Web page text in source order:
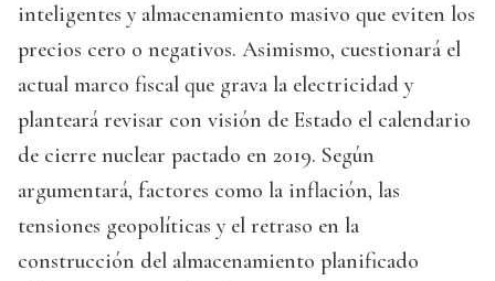
inteligentes y almacenamiento masivo que eviten los
precios cero o negativos. Asimismo, cuestionará el
actual marco fiscal que grava la electricidad y
planteará revisar con visión de Estado el calendario
de cierre nuclear pactado en 2019. Según
argumentará, factores como la inflación, las
tensiones geopolíticas y el retraso en la
construcción del almacenamiento planificado